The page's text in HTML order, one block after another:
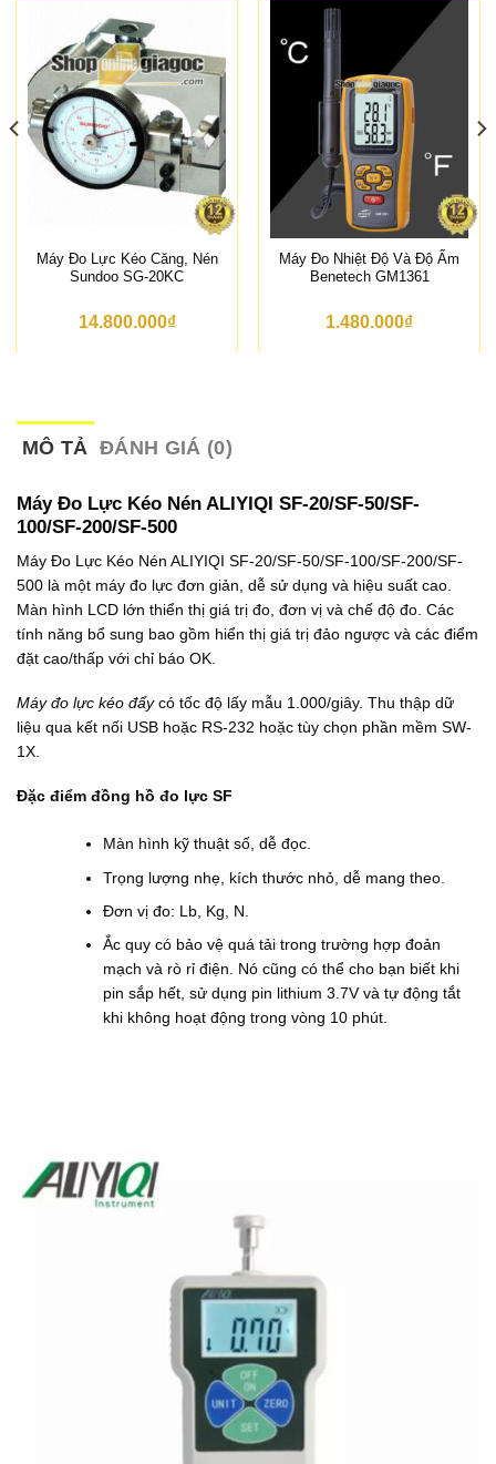
Máy Đo Lực Kéo Căng, Nén
Sundoo SG-20KC
14.800.000₫
Máy Đo Nhiệt Độ Và Độ Ẩm
Benetech GM1361
1.480.000₫
MÔ TẢ ĐÁNH GIÁ (0)
Máy Đo Lực Kéo Nén ALIYIQI SF-20/SF-50/SF-
100/SF-200/SF-500
Máy Đo Lực Kéo Nén ALIYIQI SF-20/SF-50/SF-100/SF-200/SF-
500 là một máy đo lực đơn giản, dễ sử dụng và hiệu suất cao.
Màn hình LCD lớn thiển thị giá trị đo, đơn vị và chế độ đo. Các
tính năng bổ sung bao gồm hiển thị giá trị đảo ngược và các điểm
đặt cao/thấp với chỉ báo OK.
Máy đo lực kéo đẩycó tốc độ lấy mẫu 1.000/giây. Thu thập dữ
liệu qua kết nối USB hoặc RS-232 hoặc tùy chọn phần mềm SW-
1X.
Đặc điểm đồng hồ đo lực SF
Màn hình kỹ thuật số, dễ đọc.
Trọng lượng nhẹ, kích thước nhỏ, dễ mang theo.
Đơn vị đo: Lb, Kg, N.
Ắc quy có bảo vệ quá tải trong trường hợp đoản
mạch và rò rỉ điện. Nó cũng có thể cho bạn biết khi
pin sắp hết, sử dụng pin lithium 3.7V và tự động tắt
khi không hoạt động trong vòng 10 phút.